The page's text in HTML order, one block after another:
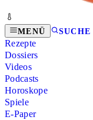
MENÜ SUCHE
Rezepte
Dossiers
Videos
Podcasts
Horoskope
Spiele
E-Paper